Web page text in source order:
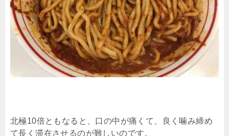
北極10倍ともなると、口の中が痛くて、良く噛み締め
て長く滞在させるのが難しいのです。